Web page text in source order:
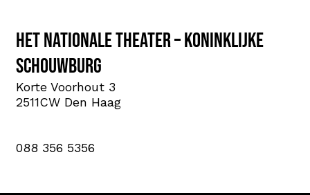
Het Nationale Theater – Koninklijke
Schouwburg
Korte Voorhout 3
2511CW Den Haag
088 356 5356